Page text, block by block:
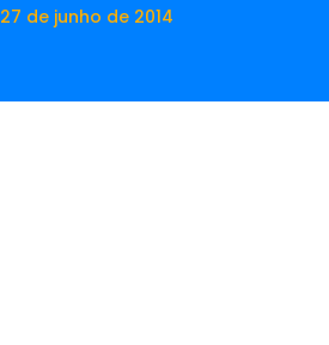
27 de junho de 2014